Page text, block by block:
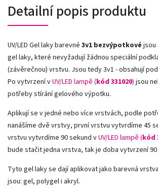
Detailní popis produktu
UV/LED Gel laky barevné 3v1 bezvýpotkové jsou
gel laky, které nevyžadují žádnou speciální
(závěrečnou) vrstvu. Jsou tedy 3v1 - obsahují
Po vytvrzení vUV/LED lampě (kód 331020) jsou
potřeby stírání gelového výpotku.
Aplikují se v jedné nebo více vrstvách, podle
nanášíme dvě vrstvy, první vrstvu vytvrdíme 45
vrstvu vytvrdíme 90 sekund vUV/LED lampě (kód
bude stačit jedna vrstva, tak je doba vytvrzení 90
Tyto gel laky se dají aplikovat jako barevná
jsou: gel, polygel i akryl.